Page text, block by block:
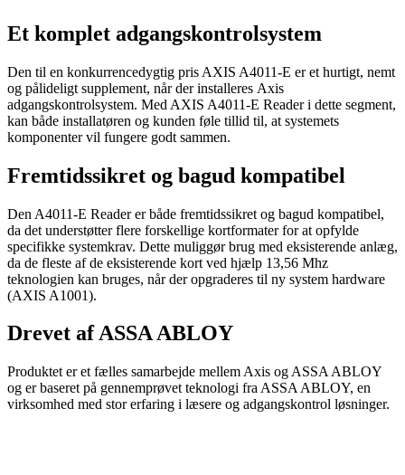
Et komplet adgangskontrolsystem
Den til en konkurrencedygtig pris AXIS A4011-E er et hurtigt, nemt
og pålideligt supplement, når der installeres Axis
adgangskontrolsystem. Med AXIS A4011-E Reader i dette segment,
kan både installatøren og kunden føle tillid til, at systemets
komponenter vil fungere godt sammen.
Fremtidssikret og bagud kompatibel
Den A4011-E Reader er både fremtidssikret og bagud kompatibel,
da det understøtter flere forskellige kortformater for at opfylde
specifikke systemkrav. Dette muliggør brug med eksisterende anlæg,
da de fleste af de eksisterende kort ved hjælp 13,56 Mhz
teknologien kan bruges, når der opgraderes til ny system hardware
(AXIS A1001).
Drevet af ASSA ABLOY
Produktet er et fælles samarbejde mellem Axis og ASSA ABLOY
og er baseret på gennemprøvet teknologi fra ASSA ABLOY, en
virksomhed med stor erfaring i læsere og adgangskontrol løsninger.